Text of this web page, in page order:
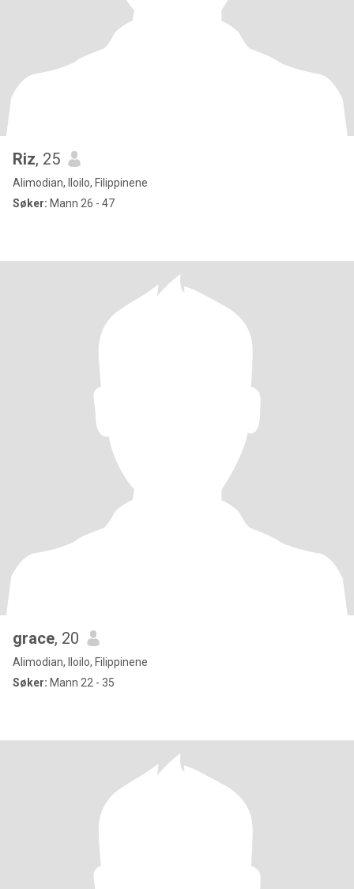
Riz, 25
Alimodian, Iloilo, Filippinene
Søker: Mann 26 - 47
grace, 20
Alimodian, Iloilo, Filippinene
Søker: Mann 22 - 35